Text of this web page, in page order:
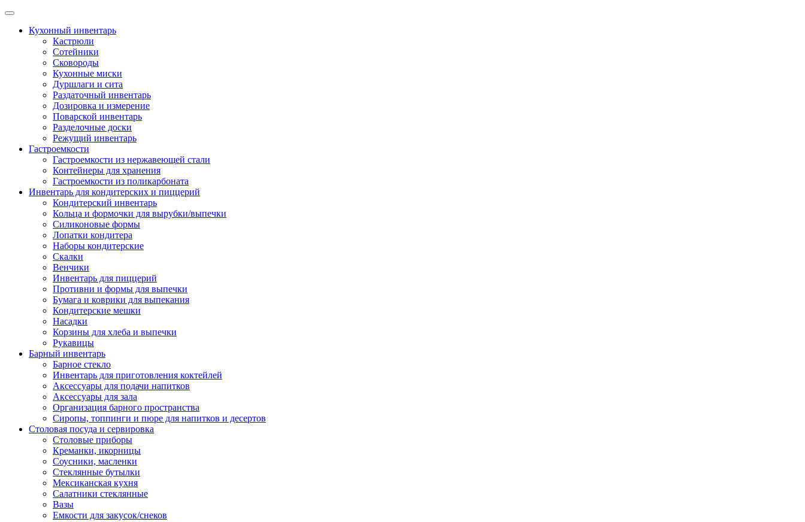
Skip
contentКухонный инвентарь
Кастрюли
Сотейники
Сковороды
Кухонные миски
Дуршлаги и сита
Раздаточный инвентарь
Дозировка и измерение
Поварской инвентарь
Разделочные доски
Режущий инвентарь
Гастроемкости
Гастроемкости из нержавеющей стали
Контейнеры для хранения
Гастроемкости из поликарбоната
Инвентарь для кондитерских и пиццерий
Кондитерский инвентарь
Кольца и формочки для вырубки/выпечки
Силиконовые формы
Лопатки кондитера
Наборы кондитерские
Скалки
Венчики
Инвентарь для пиццерий
Противни и формы для выпечки
Бумага и коврики для выпекания
Кондитерские мешки
Насадки
Корзины для хлеба и выпечки
Рукавицы
Барный инвентарь
Барное стекло
Инвентарь для приготовления коктейлей
Аксессуары для подачи напитков
Аксессуары для зала
Организация барного пространства
Сиропы, топпинги и пюре для напитков и десертов
Столовая посуда и сервировка
Столовые приборы
Креманки, икорницы
Соусники, масленки
Стеклянные бутылки
Мексиканская кухня
Салатники стеклянные
Вазы
Емкости для закусок/снеков